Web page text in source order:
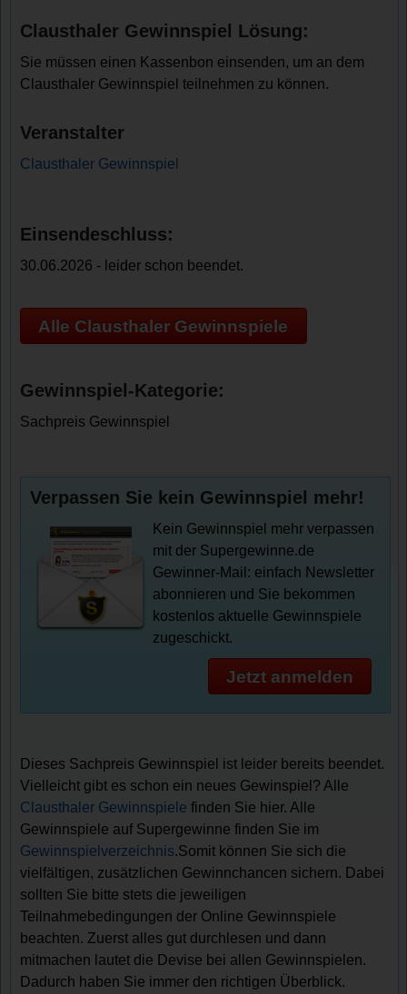
Clausthaler Gewinnspiel Lösung:
Sie müssen einen Kassenbon einsenden, um an dem
Clausthaler Gewinnspiel teilnehmen zu können.
Veranstalter
Clausthaler Gewinnspiel
Einsendeschluss:
30.06.2026 - leider schon beendet.
Alle Clausthaler Gewinnspiele
Gewinnspiel-Kategorie:
Sachpreis Gewinnspiel
Verpassen Sie kein Gewinnspiel mehr!
Kein Gewinnspiel mehr verpassen
mit der Supergewinne.de
Gewinner-Mail: einfach Newsletter
abonnieren und Sie bekommen
kostenlos aktuelle Gewinnspiele
zugeschickt.
Jetzt anmelden
Dieses Sachpreis Gewinnspiel ist leider bereits beendet.
Vielleicht gibt es schon ein neues Gewinspiel? Alle
Clausthaler Gewinnspiele finden Sie hier. Alle
Gewinnspiele auf Supergewinne finden Sie im
Gewinnspielverzeichnis.Somit können Sie sich die
vielfältigen, zusätzlichen Gewinnchancen sichern. Dabei
sollten Sie bitte stets die jeweiligen
Teilnahmebedingungen der Online Gewinnspiele
beachten. Zuerst alles gut durchlesen und dann
mitmachen lautet die Devise bei allen Gewinnspielen.
Dadurch haben Sie immer den richtigen Überblick.